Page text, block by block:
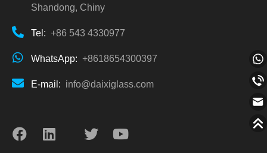
Shandong, Chiny
Tel: +86 543 4330977
WhatsApp: +8618654300397
E-mail: info@daixiglass.com